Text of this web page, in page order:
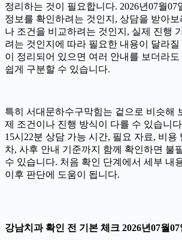
정리하는 것이 필요합니다. 2026년07월07
정보를 확인하려는 것인지, 상담을 받아보
나 조건을 비교하려는 것인지, 실제 진행
려는 것인지에 따라 필요한 내용이 달라질
이 정리되어 있으면 여러 안내를 보더라도
쉽게 구분할 수 있습니다.
특히 서대문하수구막힘는 겉으로 비슷해
제 조건이나 진행 방식이 다를 수 있습니다
15시22분 상담 가능 시간, 필요 자료, 비용
차, 사후 안내 기준까지 함께 확인하면 불
수 있습니다. 처음 확인 단계에서 세부 내
이후 판단에 도움이 됩니다.
강남치과 확인 전 기본 체크 2026년07월07